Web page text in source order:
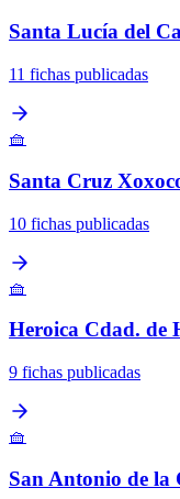
Santa Lucía del
11 fichas publicadas
🧺
Santa Cruz
10 fichas publicadas
🧺
Heroica Cdad. de
9 fichas publicadas
🧺
San Antonio de la